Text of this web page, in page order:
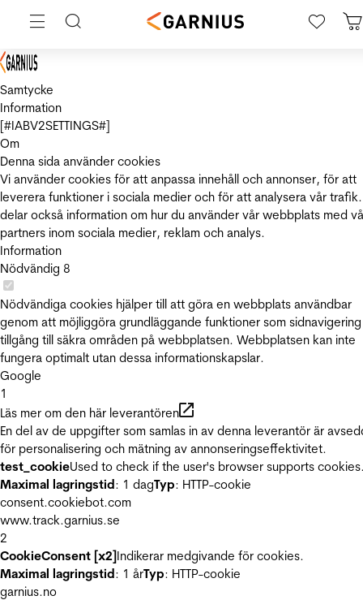
Samtycke
Information
[#IABV2SETTINGS#]
Om
Denna sida använder cookies
Vi använder cookies för att anpassa innehåll och annonser, för att
leverera funktioner i sociala medier och för att analysera vår
delar också information om hur du använder vår webbplats med
partners inom sociala medier, reklam och analys.
Information
Nödvändig 8
Nödvändiga cookies hjälper till att göra en webbplats användbar
genom att möjliggöra grundläggande funktioner som
tillgång till säkra områden på webbplatsen. Webbplatsen kan inte
fungera optimalt utan dessa informationskapslar.
Google
1
Läs mer om den här leverantören
En del av de uppgifter som samlas in av denna leverantör är
för personalisering och mätning av annonseringseffektivitet.
test_cookieUsed to check if the user's browser supports
Maximal lagringstid: 1 dagTyp: HTTP-cookie
consent.cookiebot.com
www.track.garnius.se
2
CookieConsent [x2]Indikerar medgivande för cookies.
Maximal lagringstid: 1 årTyp: HTTP-cookie
garnius.no